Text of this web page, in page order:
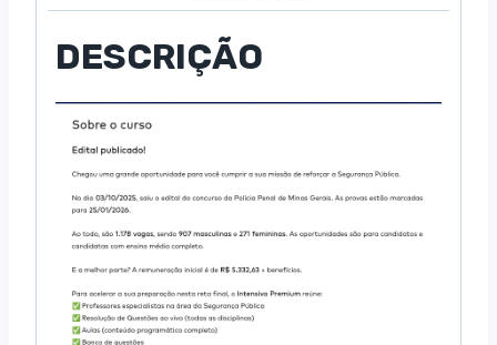
quantidade
DESCRIÇÃO